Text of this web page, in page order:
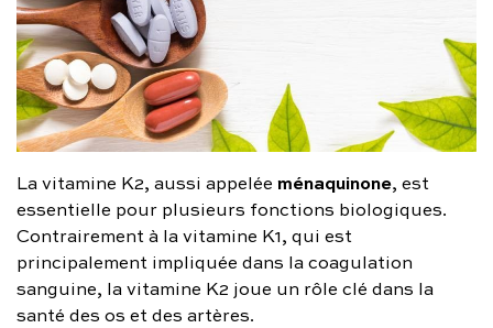
La vitamine K2, aussi appelée ménaquinone, est
essentielle pour plusieurs fonctions biologiques.
Contrairement à la vitamine K1, qui est
principalement impliquée dans la coagulation
sanguine, la vitamine K2 joue un rôle clé dans la
santé des os et des artères.